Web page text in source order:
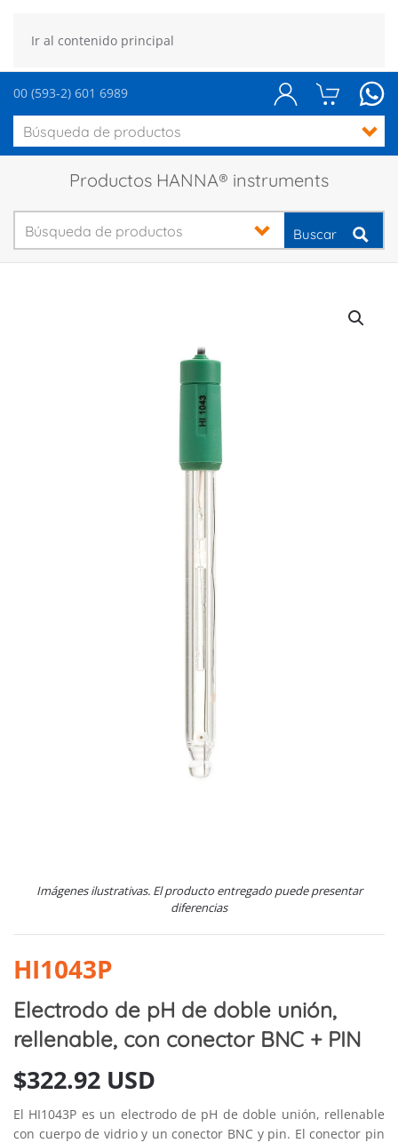
Ir al contenido principal
00 (593-2) 601 6989
Productos HANNA® instruments
Buscar
Imágenes ilustrativas. El producto entregado puede presentar
diferencias
HI1043P
Electrodo de pH de doble unión,
rellenable, con conector BNC + PIN
$322.92 USD
El HI1043P es un electrodo de pH de doble unión, rellenable
con cuerpo de vidrio y un conector BNC y pin. El conector pin